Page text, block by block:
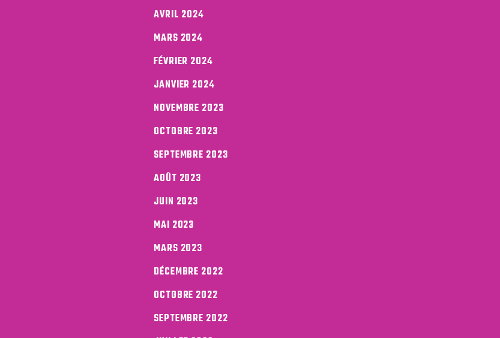
AVRIL 2024
MARS 2024
FÉVRIER 2024
JANVIER 2024
NOVEMBRE 2023
OCTOBRE 2023
SEPTEMBRE 2023
AOÛT 2023
JUIN 2023
MAI 2023
MARS 2023
DÉCEMBRE 2022
OCTOBRE 2022
SEPTEMBRE 2022